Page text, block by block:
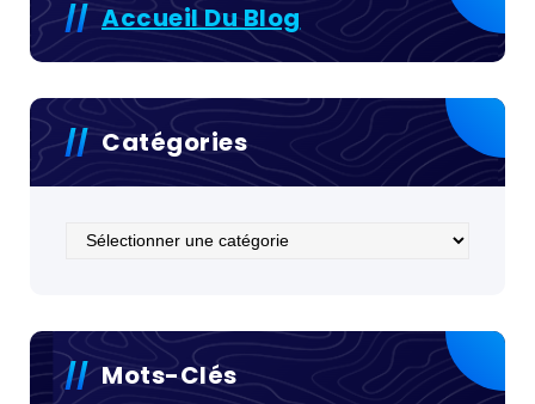
Accueil Du Blog
Catégories
Catégories
Mots-Clés